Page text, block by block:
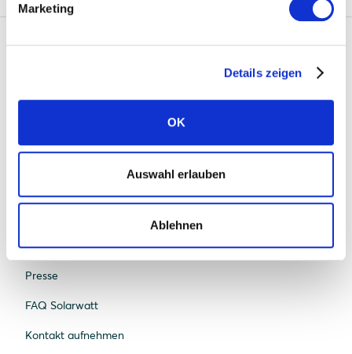
Marketing
Details zeigen
OK
Auswahl erlauben
Ablehnen
Über uns
Nachhaltigkeit
News
Presse
FAQ Solarwatt
Kontakt aufnehmen